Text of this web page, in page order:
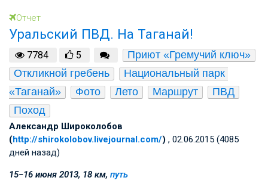
Отчет
Уральский ПВД. На Таганай!
7784 5
Приют «Гремучий ключ»
Откликной гребень
Национальный парк
«Таганай»
Фото Лето Маршрут
ПВД
Поход
Александр Широколобов
(http://shirokolobov.livejournal.com/) , 02.06.2015 (4085
дней назад)
15−16 июня 2013, 18 км, путь